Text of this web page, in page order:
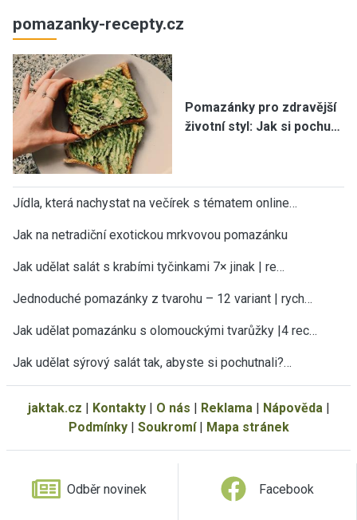
pomazanky-recepty.cz
Pomazánky pro zdravější
životní styl: Jak si pochu…
Jídla, která nachystat na večírek s tématem online…
Jak na netradiční exotickou mrkvovou pomazánku
Jak udělat salát s krabími tyčinkami 7× jinak | re…
Jednoduché pomazánky z tvarohu – 12 variant | rych…
Jak udělat pomazánku s olomouckými tvarůžky |4 rec…
Jak udělat sýrový salát tak, abyste si pochutnali?…
jaktak.cz | Kontakty| O nás | Reklama| Nápověda|
Podmínky| Soukromí| Mapa stránek
Odběr novinek Facebook